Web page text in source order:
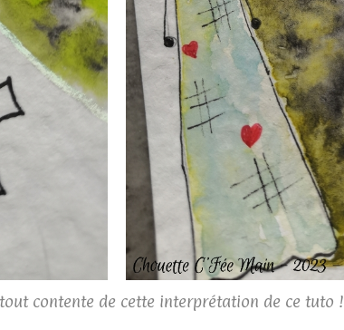
contente de cette interprétation de ce tuto !